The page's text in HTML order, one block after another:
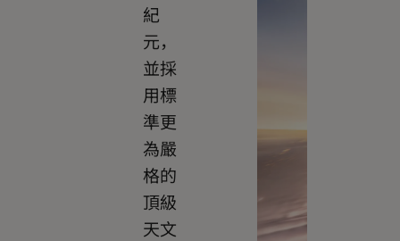
紀
元，
並採
用標
準更
為嚴
格的
頂級
天文